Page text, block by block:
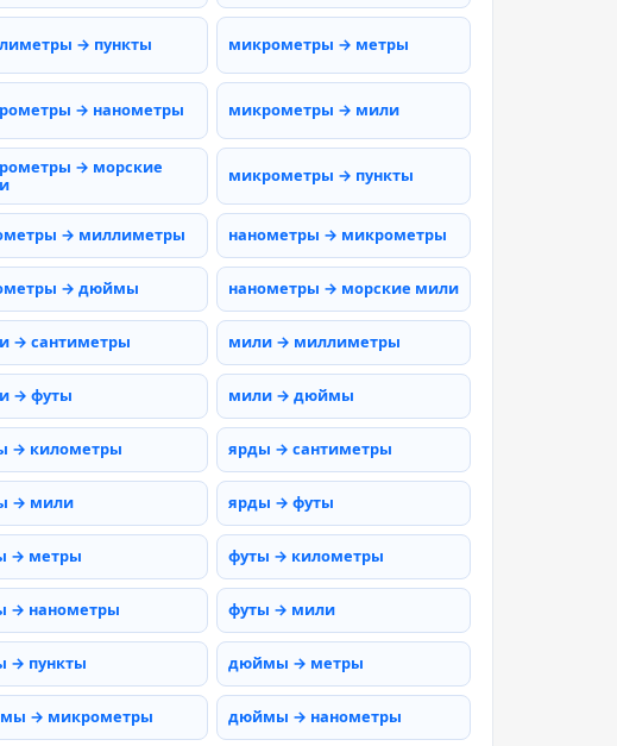
→ пункты микрометры → метры
→ нанометры микрометры → мили
→ морские
микрометры → пункты
→ миллиметры нанометры → микрометры
→ дюймы нанометры → морские мили
→ сантиметры мили → миллиметры
→ футы мили → дюймы
→ километры ярды → сантиметры
→ мили ярды → футы
→ метры футы → километры
→ нанометры футы → мили
→ пункты дюймы → метры
→ микрометры дюймы → нанометры